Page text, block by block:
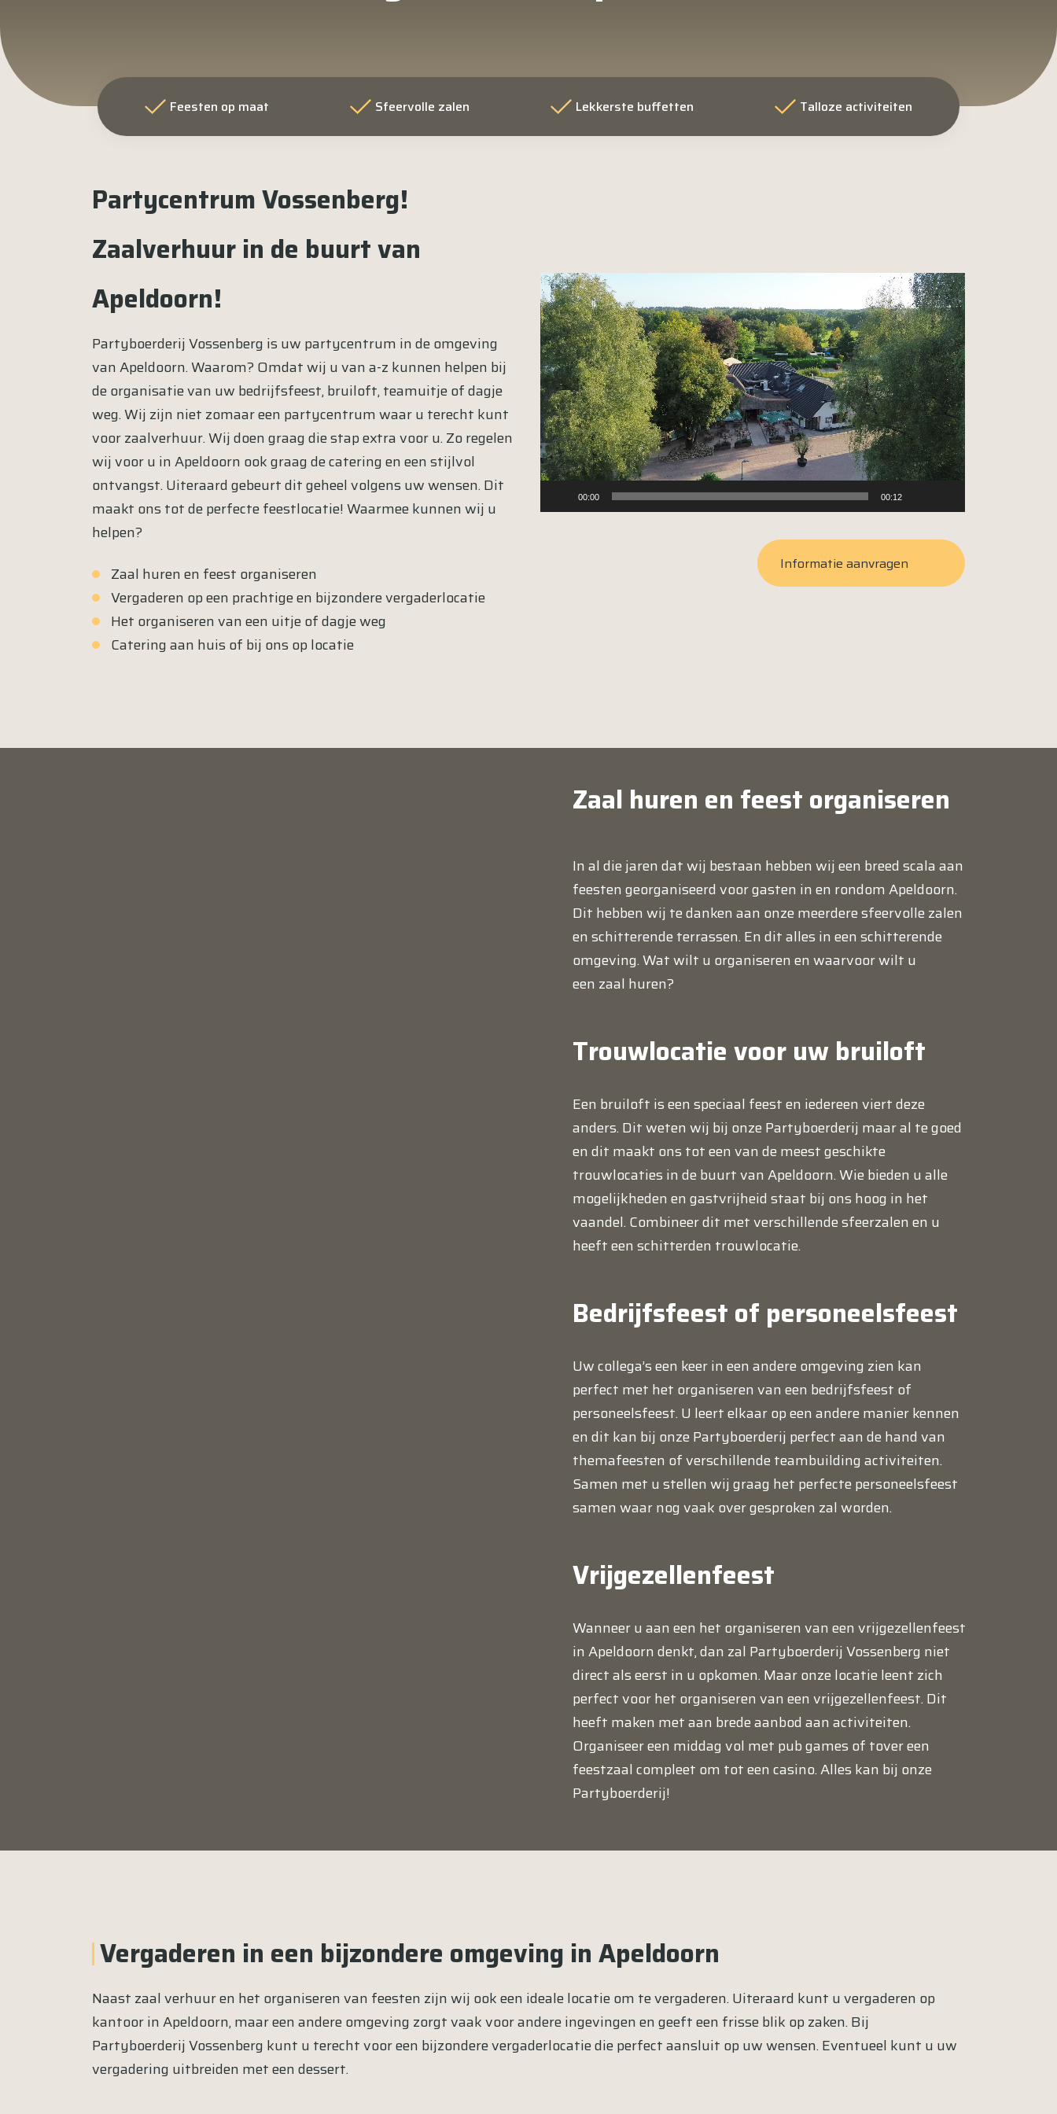
Feesten op maat Sfeervolle zalen Lekkerste buffetten Talloze activiteiten
Partycentrum Vossenberg!
Zaalverhuur in de buurt van
Apeldoorn!
Partyboerderij Vossenberg is uw partycentrum in de omgeving
van Apeldoorn. Waarom? Omdat wij u van a-z kunnen helpen bij
de organisatie van uw bedrijfsfeest, bruiloft, teamuitje of dagje
weg. Wij zijn niet zomaar een partycentrum waar u terecht kunt
voor zaalverhuur. Wij doen graag die stap extra voor u. Zo regelen
wij voor u in Apeldoorn ook graag de catering en een stijlvol
ontvangst. Uiteraard gebeurt dit geheel volgens uw wensen. Dit
maakt ons tot de perfectefeestlocatie! Waarmee kunnen wij u
helpen?
Zaal huren en feest organiseren
Vergaderen op een prachtige en bijzondere vergaderlocatie
Het organiseren van een uitje of dagje weg
Catering aan huis of bij ons op locatie
Videospeler
00:00 00:12
Informatie aanvragen
Zaal huren en feest organiseren
In al die jaren dat wij bestaan hebben wij een breed scala aan
feesten georganiseerd voor gasten in en rondom Apeldoorn.
Dit hebben wij te danken aan onze meerdere sfeervolle zalen
en schitterende terrassen. En dit alles in een schitterende
omgeving. Wat wilt u organiseren en waarvoor wilt u
een zaal huren?
Trouwlocatie voor uw bruiloft
Een bruiloft is een speciaal feest en iedereen viert deze
anders. Dit weten wij bij onze Partyboerderij maar al te goed
en dit maakt ons tot een van de meest geschikte
trouwlocaties in de buurt van Apeldoorn. Wie bieden u alle
mogelijkheden en gastvrijheid staat bij ons hoog in het
vaandel. Combineer dit met verschillende sfeerzalen en u
heeft een schitterden trouwlocatie.
Bedrijfsfeest of personeelsfeest
Uw collega’s een keer in een andere omgeving zien kan
perfect met het organiseren van een bedrijfsfeest of
personeelsfeest. U leert elkaar op een andere manier kennen
en dit kan bij onze Partyboerderij perfect aan de hand van
themafeesten of verschillende teambuilding activiteiten.
Samen met u stellen wij graag het perfecte personeelsfeest
samen waar nog vaak over gesproken zal worden.
Vrijgezellenfeest
Wanneer u aan een het organiseren van een vrijgezellenfeest
in Apeldoorn denkt, dan zal Partyboerderij Vossenberg niet
direct als eerst in u opkomen. Maar onze locatie leent zich
perfect voor het organiseren van een vrijgezellenfeest. Dit
heeft maken met aan brede aanbod aan activiteiten.
Organiseer een middag vol met pub games of tover een
feestzaal compleet om tot een casino. Alles kan bij onze
Partyboerderij!
Vergaderen in een bijzondere omgeving in Apeldoorn
Naast zaal verhuur en het organiseren van feesten zijn wij ook een ideale locatie om tevergaderen. Uiteraard kunt u vergaderen op
kantoor in Apeldoorn, maar een andere omgeving zorgt vaak voor andere ingevingen en geeft een frisse blik op zaken. Bij
Partyboerderij Vossenberg kunt u terecht voor een bijzondere vergaderlocatie die perfect aansluit op uw wensen. Eventueel kunt u uw
vergadering uitbreiden met een dessert.